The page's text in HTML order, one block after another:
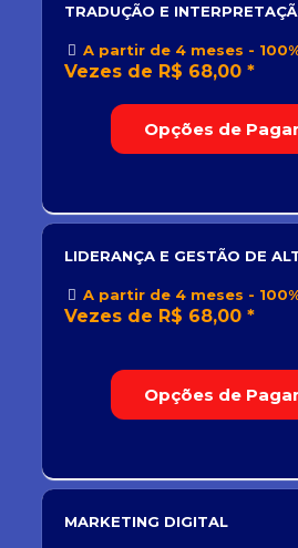
Opções de
TRADUÇÃO E
A partir de 4 meses -
Vezes de R$ 68,00 *
Opções de
LIDERANÇA E GESTÃO DE
A partir de 4 meses -
Vezes de R$ 68,00 *
MARKETING DIGITAL